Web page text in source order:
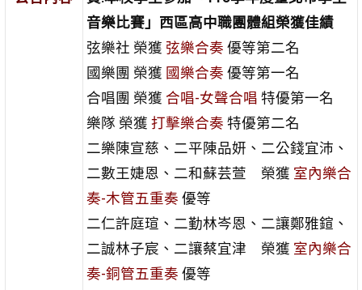
音樂比賽」西區高中職團體組榮獲佳績
弦樂社 榮獲 弦樂合奏 優等第二名
國樂團 榮獲 國樂合奏 優等第一名
合唱團 榮獲 合唱-女聲合唱 特優第一名
樂隊 榮獲 打擊樂合奏 特優第二名
二樂陳宣慈、二平陳品妍、二公錢宜沛、
二數王婕恩、二和蘇芸萱 榮獲 室內樂合
奏-木管五重奏 優等
二仁許庭瑄、二勤林岑恩、二讓鄭雅鍹、
二誠林子宸、二讓蔡宜津 榮獲 室內樂合
奏-銅管五重奏 優等